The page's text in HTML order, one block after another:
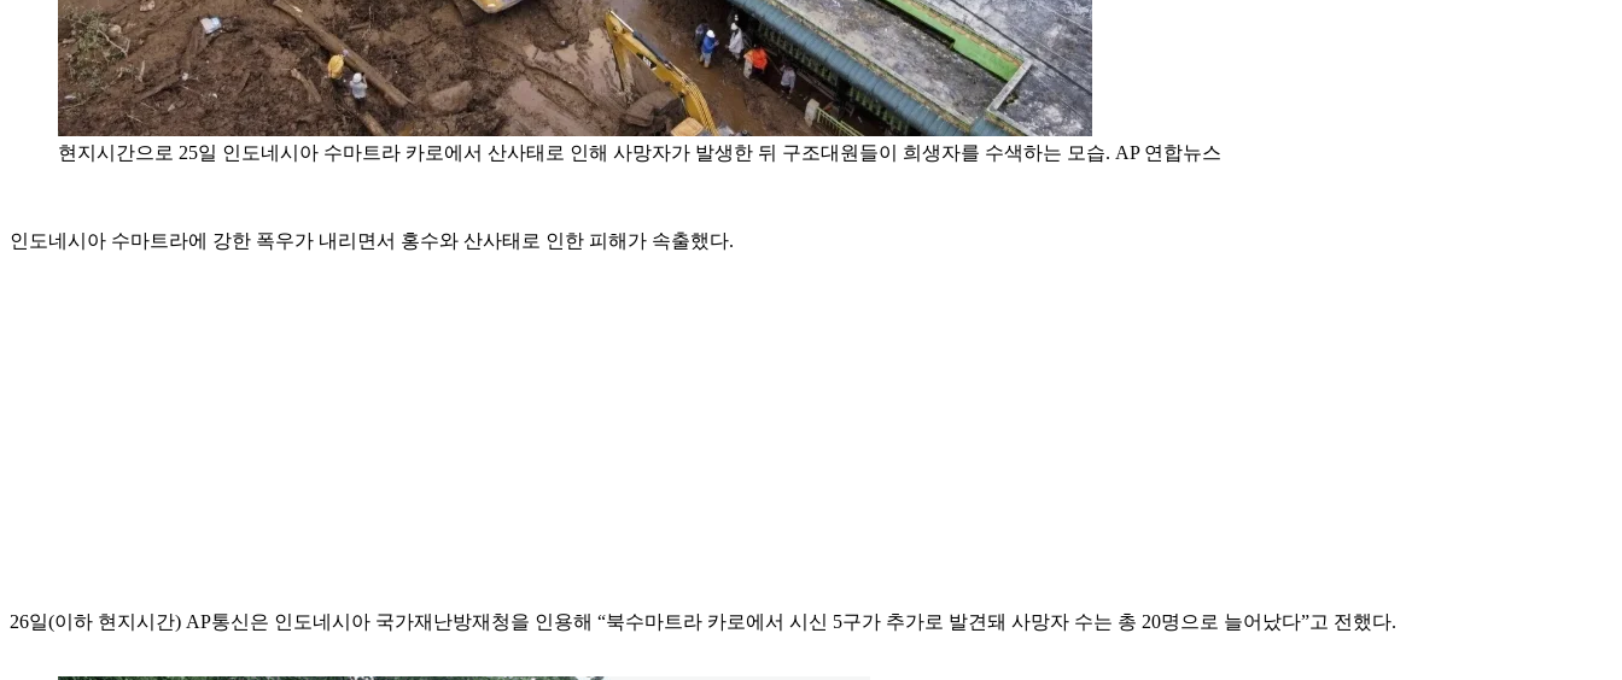
현지시간으로 25일 인도네시아 수마트라 카로에서 산사태로 인해 사망자가 발생한 뒤 구조대원들이 희생자를 수색하는 모습. AP 연합뉴스
인도네시아 수마트라에 강한 폭우가 내리면서 홍수와 산사태로 인한 피해가 속출했다.
26일(이하 현지시간) AP통신은 인도네시아 국가재난방재청을 인용해 “북수마트라 카로에서 시신 5구가 추가로 발견돼 사망자 수는 총 20명으로 늘어났다”고 전했다.